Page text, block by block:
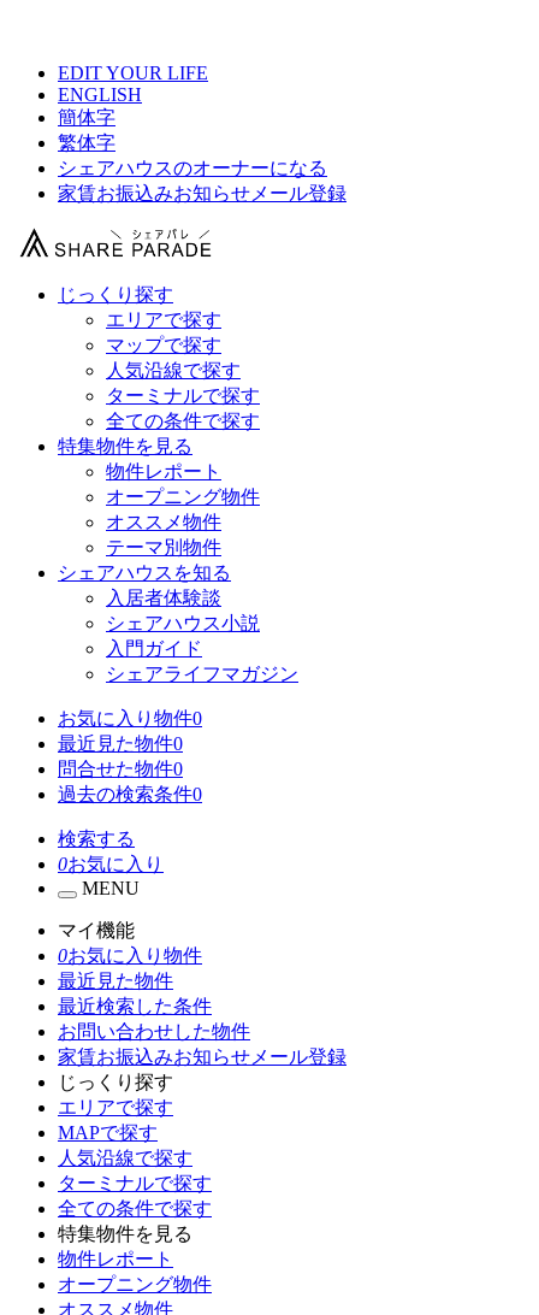
EDIT YOUR LIFE
ENGLISH
簡体字
繁体字
シェアハウスのオーナーになる
家賃お振込みお知らせメール登録
じっくり探す
エリアで探す
マップで探す
人気沿線で探す
ターミナルで探す
全ての条件で探す
特集物件を見る
物件レポート
オープニング物件
オススメ物件
テーマ別物件
シェアハウスを知る
入居者体験談
シェアハウス小説
入門ガイド
シェアライフマガジン
お気に入り物件0
最近見た物件0
問合せた物件0
過去の検索条件0
検索する
0お気に入り
MENU
マイ機能
0お気に入り物件
最近見た物件
最近検索した条件
お問い合わせした物件
家賃お振込みお知らせメール登録
じっくり探す
エリアで探す
MAPで探す
人気沿線で探す
ターミナルで探す
全ての条件で探す
特集物件を見る
物件レポート
オープニング物件
オススメ物件